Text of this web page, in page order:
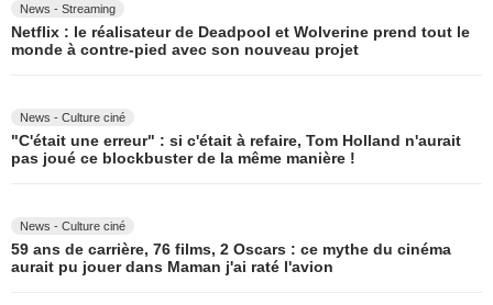
News - Streaming
Netflix : le réalisateur de Deadpool et Wolverine prend tout le
monde à contre-pied avec son nouveau projet
News - Culture ciné
"C'était une erreur" : si c'était à refaire, Tom Holland n'aurait
pas joué ce blockbuster de la même manière !
News - Culture ciné
59 ans de carrière, 76 films, 2 Oscars : ce mythe du cinéma
aurait pu jouer dans Maman j'ai raté l'avion